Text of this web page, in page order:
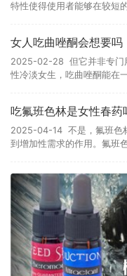
特性使得使用者能够在较短
女人吃曲唑酮会想要吗
2025-02-28 但它并非专门
性冷淡女生，吃曲唑酮能在
吃氟班色林是女性春药
2025-04-14 不是，氟班色
到增加性需求的作用。氟班